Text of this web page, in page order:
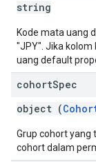
string
Kode mata uang
"JPY". Jika
uang default
cohortSpec
object (
Grup cohort yang
cohort dalam